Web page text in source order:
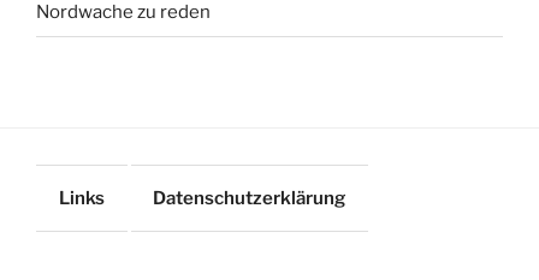
Nordwache zu reden
Links Datenschutzerklärung